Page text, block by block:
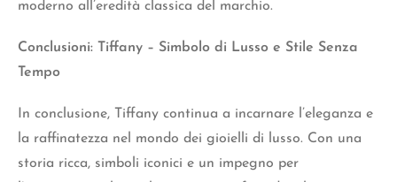
moderno all’eredità classica del marchio.
Conclusioni: Tiffany – Simbolo di Lusso e Stile Senza
Tempo
In conclusione, Tiffany continua a incarnare l’eleganza e
la raffinatezza nel mondo dei gioielli di lusso. Con una
storia ricca, simboli iconici e un impegno per